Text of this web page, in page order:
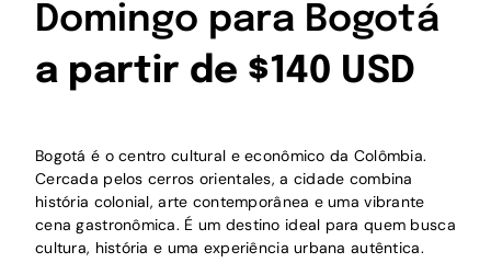
Domingo para Bogotá
a partir de $140 USD
Bogotá é o centro cultural e econômico da Colômbia.
Cercada pelos cerros orientales, a cidade combina
história colonial, arte contemporânea e uma vibrante
cena gastronômica. É um destino ideal para quem busca
cultura, história e uma experiência urbana autêntica.